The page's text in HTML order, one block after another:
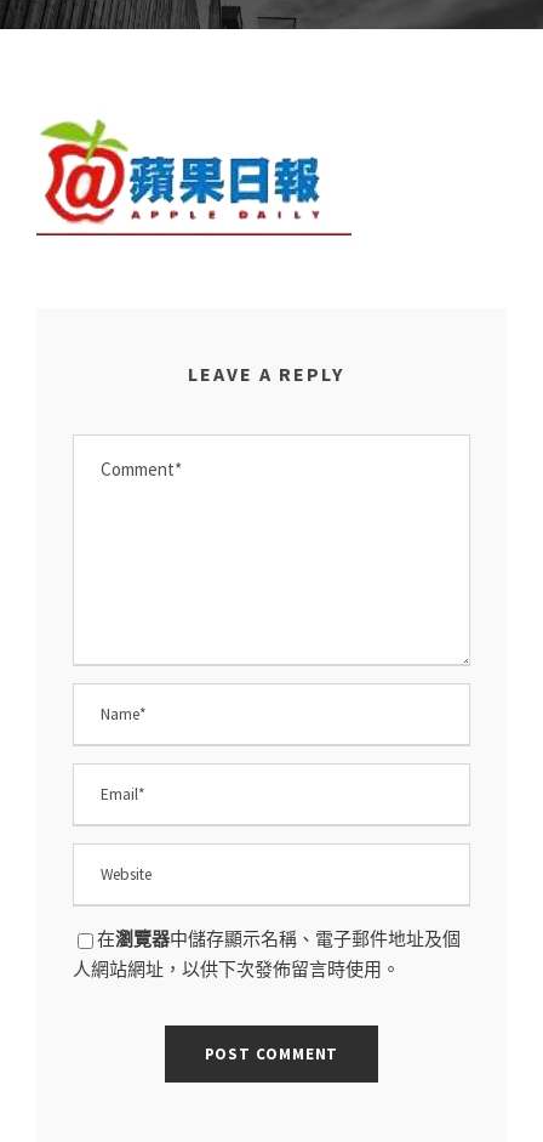
LEAVE A REPLY
在瀏覽器中儲存顯示名稱、電子郵件地址及個
人網站網址，以供下次發佈留言時使用。